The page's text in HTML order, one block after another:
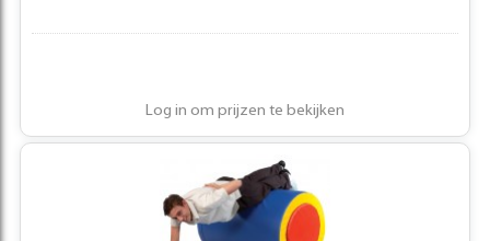
Log in om prijzen te bekijken